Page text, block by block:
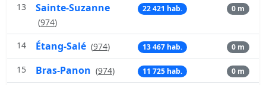
13 Sainte-Suzanne
(974)
22 421 hab. 0 m
14 Étang-Salé (974) 13 467 hab. 0 m
15 Bras-Panon (974) 11 725 hab. 0 m